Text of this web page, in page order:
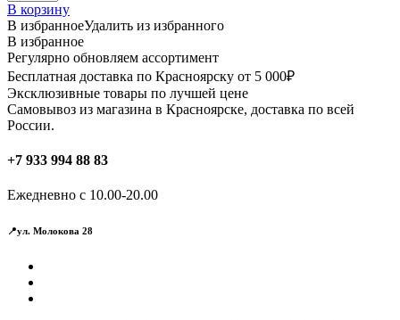
В корзину
В избранноеУдалить из избранного
В избранное
Регулярно обновляем ассортимент
Бесплатная доставка по Красноярску от 5 000₽
Эксклюзивные товары по лучшей цене
Самовывоз из магазина в Красноярске, доставка по всей
России.
+7 933 994 88 83
Ежедневно с 10.00-20.00
📍ул. Молокова 28